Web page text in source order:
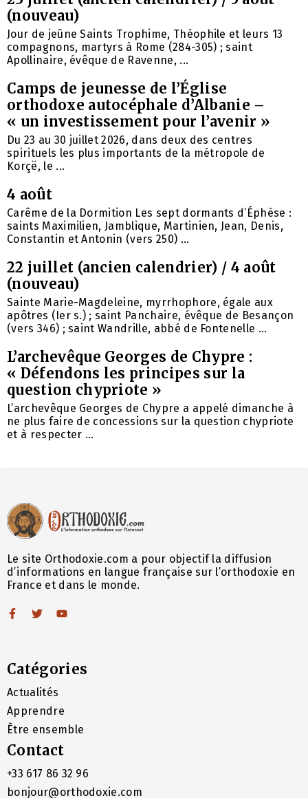
(nouveau)
Jour de jeûne Saints Trophime, Théophile et leurs 13
compagnons, martyrs à Rome (284-305) ; saint
Apollinaire, évêque de Ravenne, ...
Camps de jeunesse de l’Église
orthodoxe autocéphale d’Albanie –
« un investissement pour l’avenir »
Du 23 au 30 juillet 2026, dans deux des centres
spirituels les plus importants de la métropole de
Korçë, le ...
4 août
Carême de la Dormition Les sept dormants d’Éphèse :
saints Maximilien, Jamblique, Martinien, Jean, Denis,
Constantin et Antonin (vers 250) ...
22 juillet (ancien calendrier) / 4 août
(nouveau)
Sainte Marie-Magdeleine, myrrhophore, égale aux
apôtres (Ier s.) ; saint Panchaire, évêque de Besançon
(vers 346) ; saint Wandrille, abbé de Fontenelle ...
L’archevêque Georges de Chypre :
« Défendons les principes sur la
question chypriote »
L’archevêque Georges de Chypre a appelé dimanche à
ne plus faire de concessions sur la question chypriote
et à respecter ...
Le site Orthodoxie.com a pour objectif la diffusion
d’informations en langue française sur l’orthodoxie en
France et dans le monde.
Catégories
Actualités
Apprendre
Être ensemble
Contact
+33 617 86 32 96
bonjour@orthodoxie.com